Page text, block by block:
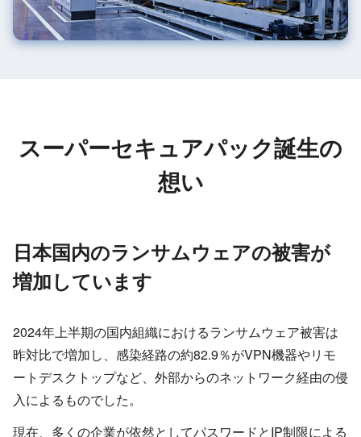
スーパーセキュアパック誕生の
想い
日本国内のランサムウェアの被害が
増加しています
2024年上半期の国内組織におけるランサムウェア被害は
昨対比で増加し、感染経路の約82.9％がVPN機器やリモ
ートデスクトップなど、外部からのネットワーク経由の侵
入によるものでした。
現在、多くの企業が依然としてパスワードとIP制限による